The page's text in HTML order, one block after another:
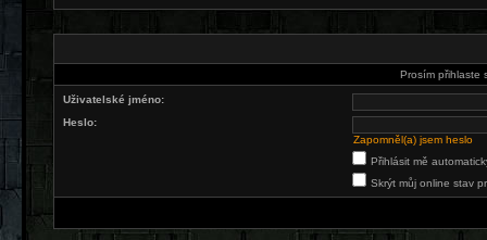
Prosím přihlaste
Uživatelské jméno:
Heslo:
Zapomněl(a) jsem heslo
Přihlásit mě
Skrýt můj online stav